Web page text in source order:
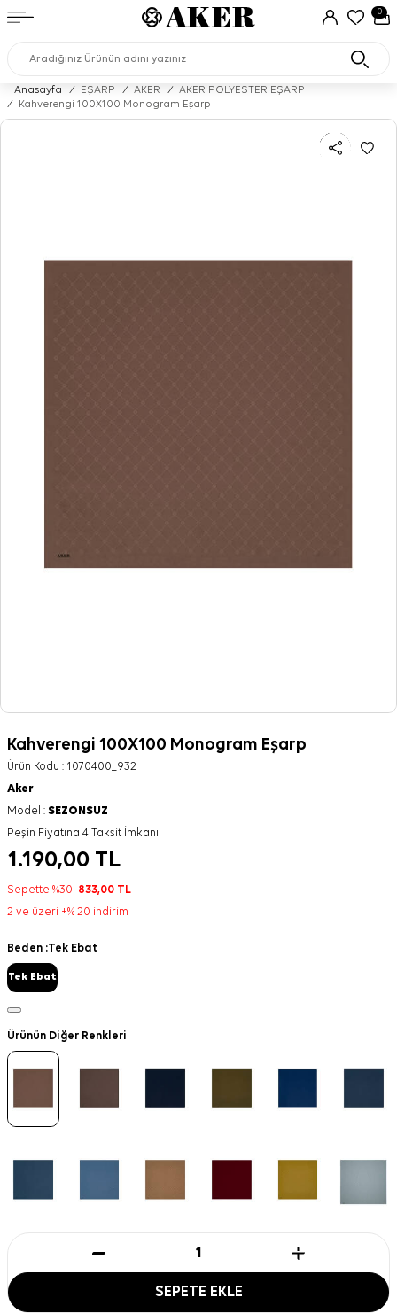
0
Anasayfa / EŞARP / AKER /
AKER POLYESTER EŞARP
/
Kahverengi 100X100 Monogram Eşarp
Kahverengi 100X100 Monogram Eşarp
Ürün Kodu : 1070400_932
Aker
Model : SEZONSUZ
Peşin Fiyatına 4 Taksit İmkanı
1.190,00 TL
Sepette %30 833,00 TL
2 ve üzeri +% 20 indirim
Beden :Tek Ebat
Tek Ebat
Ürünün Diğer Renkleri
SEPETE EKLE